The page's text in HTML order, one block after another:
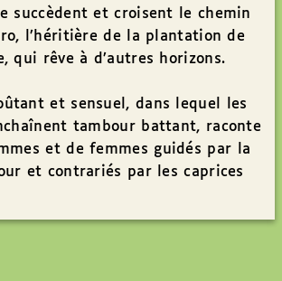
succèdent et croisent le chemin
l’héritière de la plantation de
qui rêve à d’autres horizons.
et sensuel, dans lequel les
tambour battant, raconte
et de femmes guidés par la
et contrariés par les caprices